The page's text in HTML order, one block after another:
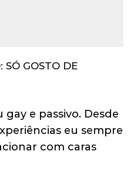
SÓ GOSTO DE
gay e passivo. Desde
eu sempre
com caras